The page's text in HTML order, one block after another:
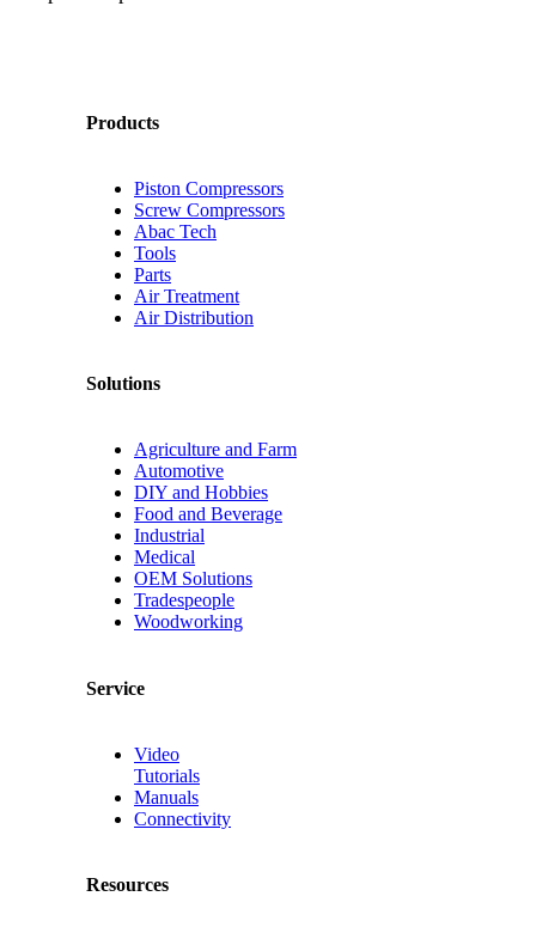
Products
Piston Compressors
Screw Compressors
Abac Tech
Tools
Parts
Air Treatment
Air Distribution
Solutions
Agriculture and Farm
Automotive
DIY and Hobbies
Food and Beverage
Industrial
Medical
OEM Solutions
Tradespeople
Woodworking
Service
Video
Tutorials
Manuals
Connectivity
Resources